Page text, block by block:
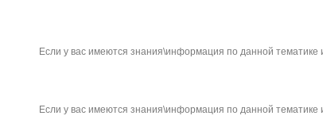
Если у вас имеются знания\информация по данной тематике
Если у вас имеются знания\информация по данной тематике